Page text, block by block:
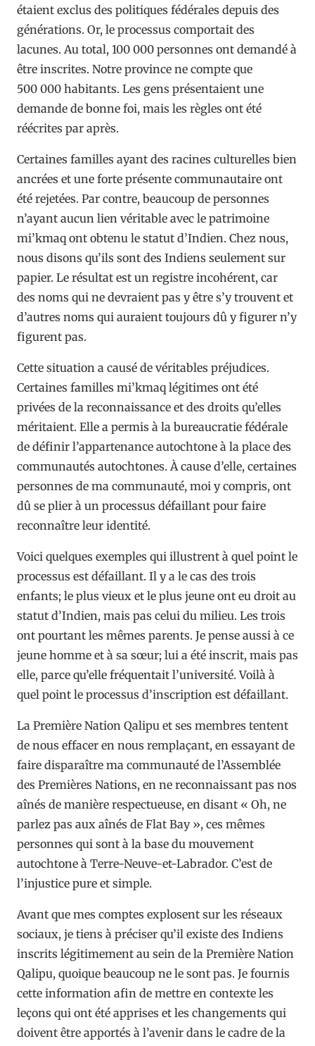
étaient exclus des politiques fédérales depuis des
générations. Or, le processus comportait des
lacunes. Au total, 100 000 personnes ont demandé à
être inscrites. Notre province ne compte que
500 000 habitants. Les gens présentaient une
demande de bonne foi, mais les règles ont été
réécrites par après.
Certaines familles ayant des racines culturelles bien
ancrées et une forte présente communautaire ont
été rejetées. Par contre, beaucoup de personnes
n’ayant aucun lien véritable avec le patrimoine
mi’kmaq ont obtenu le statut d’Indien. Chez nous,
nous disons qu’ils sont des Indiens seulement sur
papier. Le résultat est un registre incohérent, car
des noms qui ne devraient pas y être s’y trouvent et
d’autres noms qui auraient toujours dû y figurer n’y
figurent pas.
Cette situation a causé de véritables préjudices.
Certaines familles mi’kmaq légitimes ont été
privées de la reconnaissance et des droits qu’elles
méritaient. Elle a permis à la bureaucratie fédérale
de définir l’appartenance autochtone à la place des
communautés autochtones. À cause d’elle, certaines
personnes de ma communauté, moi y compris, ont
dû se plier à un processus défaillant pour faire
reconnaître leur identité.
Voici quelques exemples qui illustrent à quel point le
processus est défaillant. Il y a le cas des trois
enfants; le plus vieux et le plus jeune ont eu droit au
statut d’Indien, mais pas celui du milieu. Les trois
ont pourtant les mêmes parents. Je pense aussi à ce
jeune homme et à sa sœur; lui a été inscrit, mais pas
elle, parce qu’elle fréquentait l’université. Voilà à
quel point le processus d’inscription est défaillant.
La Première Nation Qalipu et ses membres tentent
de nous effacer en nous remplaçant, en essayant de
faire disparaître ma communauté de l’Assemblée
des Premières Nations, en ne reconnaissant pas nos
aînés de manière respectueuse, en disant « Oh, ne
parlez pas aux aînés de Flat Bay », ces mêmes
personnes qui sont à la base du mouvement
autochtone à Terre-Neuve-et-Labrador. C’est de
l’injustice pure et simple.
Avant que mes comptes explosent sur les réseaux
sociaux, je tiens à préciser qu’il existe des Indiens
inscrits légitimement au sein de la Première Nation
Qalipu, quoique beaucoup ne le sont pas. Je fournis
cette information afin de mettre en contexte les
leçons qui ont été apprises et les changements qui
doivent être apportés à l’avenir dans le cadre de la